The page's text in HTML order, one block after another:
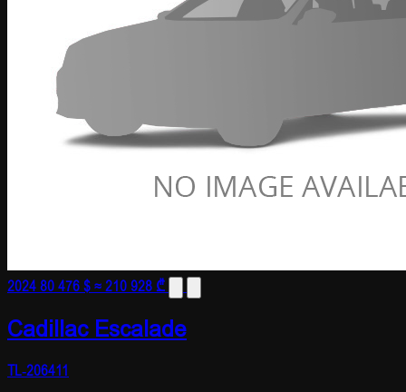
202480 476 $≈ 210 928 ₾
Cadillac Escalade
TL-206411